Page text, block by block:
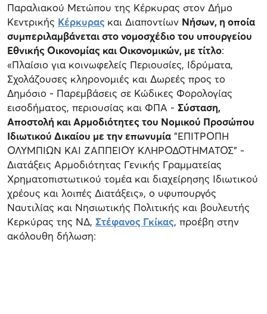
Παραλιακού Μετώπου της Κέρκυρας στον Δήμο
Κεντρικής Κέρκυρας και Διαποντίων Νήσων, η οποία
συμπεριλαμβάνεται στο νομοσχέδιο του υπουργείου
Εθνικής Οικονομίας και Οικονομικών, με τίτλο:
«Πλαίσιο για κοινωφελείς Περιουσίες, Ιδρύματα,
Σχολάζουσες κληρονομιές και Δωρεές προς το
Δημόσιο - Παρεμβάσεις σε Κώδικες Φορολογίας
εισοδήματος, περιουσίας και ΦΠΑ - Σύσταση,
Αποστολή και Αρμοδιότητες του Νομικού Προσώπου
Ιδιωτικού Δικαίου με την επωνυμία "ΕΠΙΤΡΟΠΗ
ΟΛΥΜΠΙΩΝ ΚΑΙ ΖΑΠΠΕΙΟΥ ΚΛΗΡΟΔΟΤΗΜΑΤΟΣ" -
Διατάξεις Αρμοδιότητας Γενικής Γραμματείας
Χρηματοπιστωτικού τομέα και διαχείρησης Ιδιωτικού
χρέους και λοιπές Διατάξεις», ο υφυπουργός
Ναυτιλίας και Νησιωτικής Πολιτικής και βουλευτής
Κερκύρας της ΝΔ, Στέφανος Γκίκας, προέβη στην
ακόλουθη δήλωση: